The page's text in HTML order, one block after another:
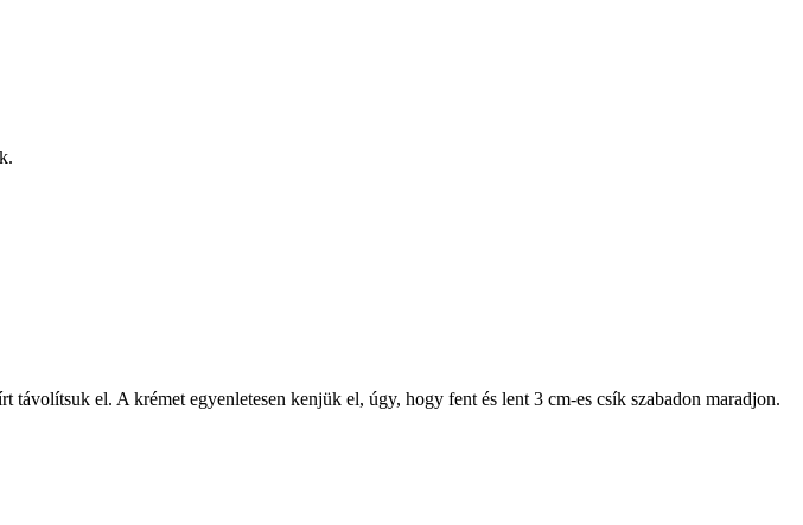
el. A krémet egyenletesen kenjük el, úgy, hogy fent és lent 3 cm-es csík szabadon maradjon.